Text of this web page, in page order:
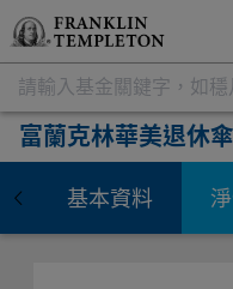
富蘭克林華美退休
基本資料